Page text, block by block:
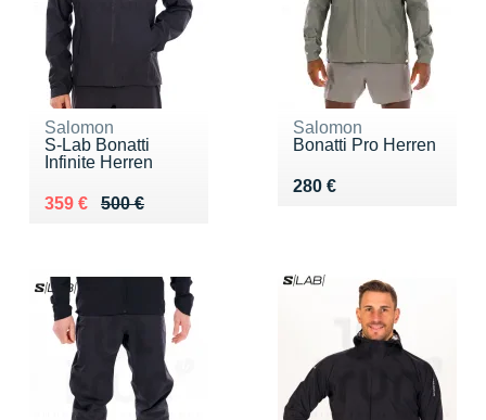
Salomon
S-Lab Bonatti
Infinite Herren
500 €
Au lieu de 500 €
359 €
Vendu 359 €
Salomon
Bonatti Pro Herren
280 €
Vendu 280 €